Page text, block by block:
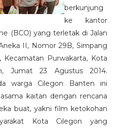
berkunjung
ke kantor
(BCO) yang terletak di Jalan
II, Nomor 29B, Simpang
Kecamatan Purwakarta, Kota
Jumat 23 Agustus 2014.
warga Cilegon Banten ini
kaitan dengan rencana
buat, yakni film ketokohan
Kota Cilegon yang